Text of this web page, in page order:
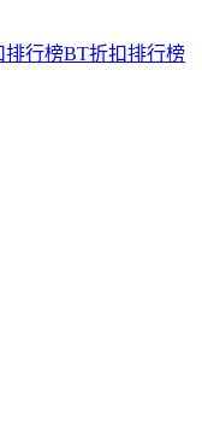
排行榜BT折扣排行榜